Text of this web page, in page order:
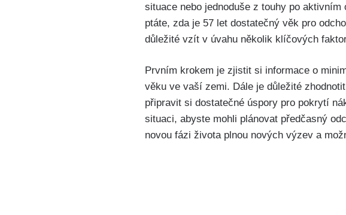
situace nebo jednoduše z touhy po aktivním
ptáte, zda je 57 let ​dostatečný věk⁤ pro
důležité vzít v ⁤úvahu několik klíčových
Prvním krokem je zjistit si informace o
⁢věku ve vaší zemi. Dále je ⁢důležité
připravit si dostatečné úspory pro pokrytí
situaci, ⁤abyste‍ mohli‍ plánovat předčasný​
novou fázi života plnou nových výzev a